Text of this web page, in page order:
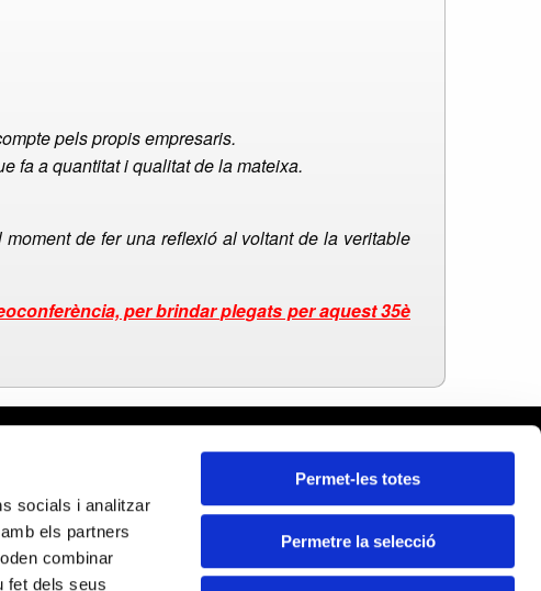
socials i analitzar
els partners
combinar
fet dels seus
Permet-les totes
Permetre la selecció
pels propis empresaris.
fa a quantitat i qualitat de la mateixa.
de fer una reflexió al voltant de la veritable
per brindar plegats per aquest 35è
Lleida
Girona
Tarragona